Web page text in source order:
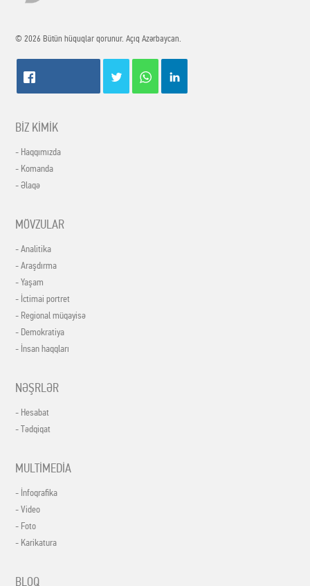
© 2026 Bütün hüquqlar qorunur. Açıq Azərbaycan.
BİZ KİMİK
- Haqqımızda
- Komanda
- Əlaqə
MÖVZULAR
- Analitika
- Araşdırma
- Yaşam
- İctimai portret
- Regional müqayisə
- Demokratiya
- İnsan haqqları
NƏŞRLƏR
- Hesabat
- Tədqiqat
MULTİMEDİA
- İnfoqrafika
- Video
- Foto
- Karikatura
BLOQ